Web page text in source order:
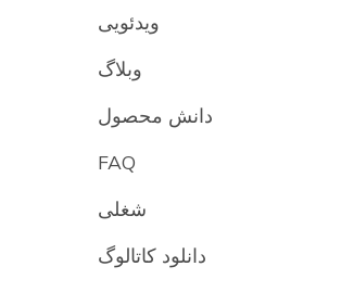
ویدئویی
وبلاگ
دانش محصول
FAQ
شغلی
دانلود کاتالوگ